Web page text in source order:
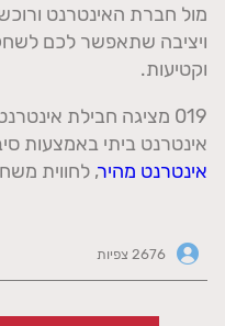
מול חברת האינטרנט
ויציבה שתאפשר לכם
וקטיעות.
019 מציגה חבילת
אינטרנט ביתי באמצעות סיבים
אינטרנט מהיר, לחווית